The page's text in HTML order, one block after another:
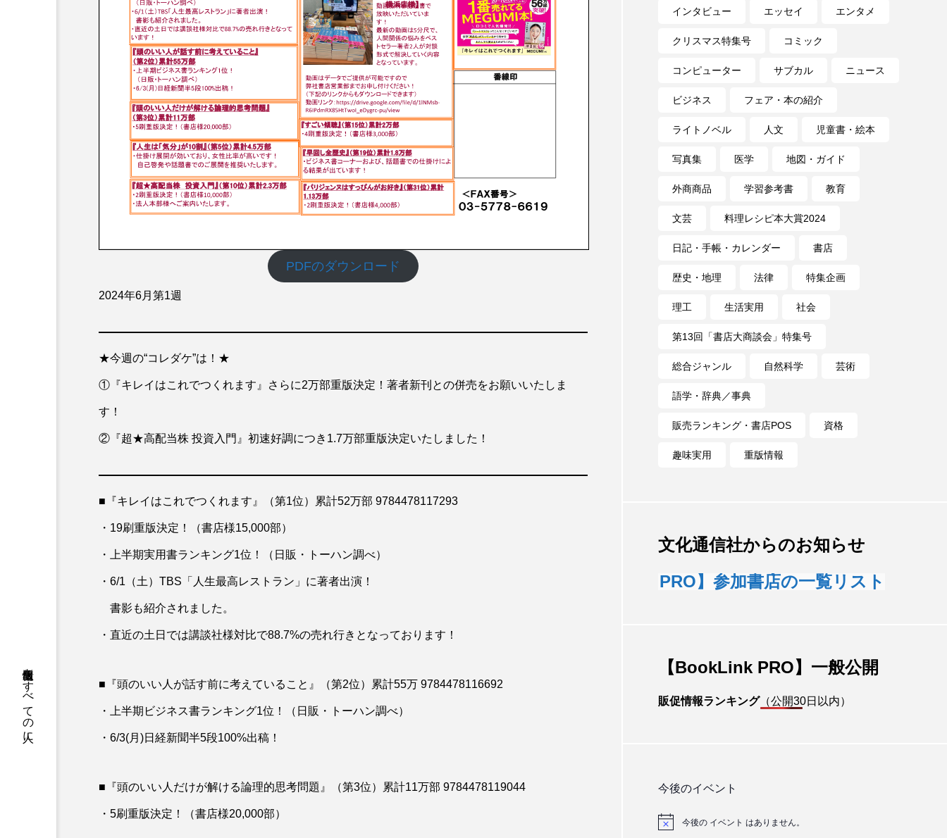
出版情報をすべての人に
PDFのダウンロード
2024年6月第1週
★今週の“コレダケ”は！★
①『キレイはこれでつくれます』さらに2万部重版決定！著者新刊との併売をお願いいたしま
す！
②『超★高配当株 投資入門』初速好調につき1.7万部重版決定いたしました！
■『キレイはこれでつくれます』（第1位）累計52万部 9784478117293
・19刷重版決定！（書店様15,000部）
・上半期実用書ランキング1位！（日販・トーハン調べ）
・6/1（土）TBS「人生最高レストラン」に著者出演！
書影も紹介されました。
・直近の土日では講談社様対比で88.7%の売れ行きとなっております！
■『頭のいい人が話す前に考えていること』（第2位）累計55万 9784478116692
・上半期ビジネス書ランキング1位！（日販・トーハン調べ）
・6/3(月)日経新聞半5段100%出稿！
■『頭のいい人だけが解ける論理的思考問題』（第3位）累計11万部 9784478119044
・5刷重版決定！（書店様20,000部）
インタビュー エッセイ エンタメ
クリスマス特集号 コミック
コンピューター サブカル ニュース
ビジネス フェア・本の紹介
ライトノベル 人文 児童書・絵本
写真集 医学 地図・ガイド
外商商品 学習参考書 教育
文芸 料理レシピ本大賞2024
日記・手帳・カレンダー 書店
歴史・地理 法律 特集企画
理工 生活実用 社会
第13回「書店大商談会」特集号
総合ジャンル 自然科学 芸術
語学・辞典／事典
販売ランキング・書店POS 資格
趣味実用 重版情報
文化通信社からのお知らせ
【BookLink PRO】参加書店の一覧リスト
【BookLink PRO】一般公開
販促情報ランキング（公開30日以内）
今後のイベント
今後の イベント はありません。